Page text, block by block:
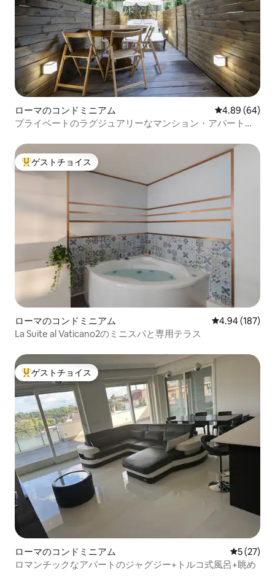
ローマのコンドミニアム レビュー64件
4.89 (64)
プライベートのラグジュアリーなマンション・アパート、
大好評のゲストチョイスです。
ゲストチョイス
ローマのコンドミニアム レビュー187
4.94 (187)
La Suite al Vaticano2のミニスパと専用テラス
大好評のゲストチョイスです。
ゲストチョイス
ローマのコンドミニアム レビュー
5 (27)
ロマンチックなアパートのジャグジー+トルコ式風呂+眺め